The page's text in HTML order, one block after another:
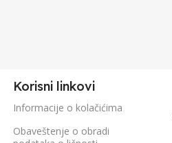
Korisni linkovi
Informacije o kolačićima
Obaveštenje o obradi